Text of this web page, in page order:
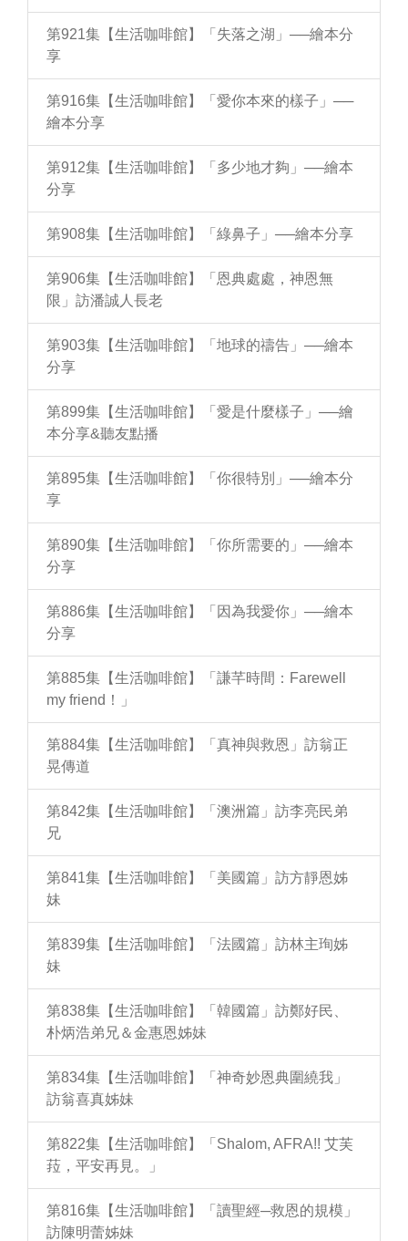
第921集【生活咖啡館】「失落之湖」──繪本分
享
第916集【生活咖啡館】「愛你本來的樣子」──
繪本分享
第912集【生活咖啡館】「多少地才夠」──繪本
分享
第908集【生活咖啡館】「綠鼻子」──繪本分享
第906集【生活咖啡館】「恩典處處，神恩無
限」訪潘誠人長老
第903集【生活咖啡館】「地球的禱告」──繪本
分享
第899集【生活咖啡館】「愛是什麼樣子」──繪
本分享&聽友點播
第895集【生活咖啡館】「你很特別」──繪本分
享
第890集【生活咖啡館】「你所需要的」──繪本
分享
第886集【生活咖啡館】「因為我愛你」──繪本
分享
第885集【生活咖啡館】「謙芊時間：Farewell
my friend！」
第884集【生活咖啡館】「真神與救恩」訪翁正
晃傳道
第842集【生活咖啡館】「澳洲篇」訪李亮民弟
兄
第841集【生活咖啡館】「美國篇」訪方靜恩姊
妹
第839集【生活咖啡館】「法國篇」訪林主珣姊
妹
第838集【生活咖啡館】「韓國篇」訪鄭好民、
朴炳浩弟兄＆金惠恩姊妹
第834集【生活咖啡館】「神奇妙恩典圍繞我」
訪翁喜真姊妹
第822集【生活咖啡館】「Shalom, AFRA!! 艾芙
菈，平安再見。」
第816集【生活咖啡館】「讀聖經─救恩的規模」
訪陳明蕾姊妹